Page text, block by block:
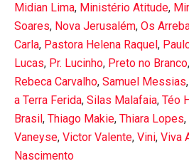
Midian Lima, Ministério Atitude,
Soares, Nova Jerusalém, Os
Carla, Pastora Helena Raquel ,
Lucas, Pr. Lucinho, Preto no Branco,
Rebeca Carvalho, Samuel Messias,
a Terra Ferida, Silas Malafaia, Téo
Brasil , Thiago Makie, Thiara Lopes,
Vaneyse, Victor Valente, Vini, Viva
Nascimento